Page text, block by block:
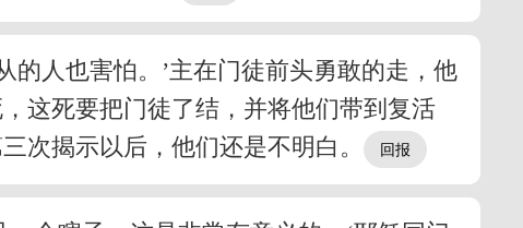
的人也害怕。’主在门徒前头勇敢的走，他
这死要把门徒了结，并将他们带到复活
次揭示以后，他们还是不明白。